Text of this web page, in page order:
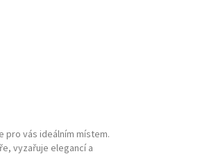
pro vás ideálním místem.
vyzařuje elegancí a